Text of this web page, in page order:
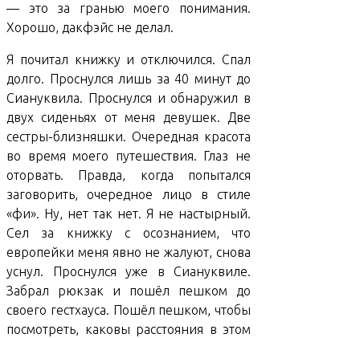
— это за гранью моего понимания.
Хорошо, дакфэйс не делал.
Я почитал книжку и отключился. Спал
долго. Проснулся лишь за 40 минут до
Сиануквила. Проснулся и обнаружил в
двух сиденьях от меня девушек. Две
сестры-близняшки. Очередная красота
во время моего путешествия. Глаз не
оторвать. Правда, когда попытался
заговорить, очередное лицо в стиле
«фи». Ну, нет так нет. Я не настырный.
Сел за книжку с осознанием, что
европейки меня явно не жалуют, снова
уснул. Проснулся уже в Сиануквиле.
Забрал рюкзак и пошёл пешком до
своего гестхауса. Пошёл пешком, чтобы
посмотреть, каковы расстояния в этом